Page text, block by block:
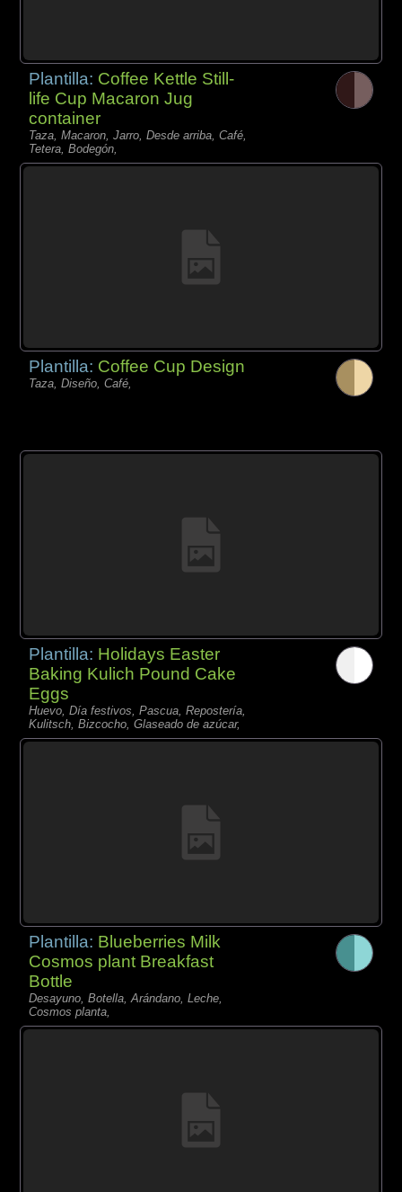
Plantilla: Coffee Kettle Still-
life Cup Macaron Jug
container
Taza, Macaron, Jarro, Desde arriba, Café,
Tetera, Bodegón,
Plantilla: Coffee Cup Design
Taza, Diseño, Café,
Plantilla: Holidays Easter
Baking Kulich Pound Cake
Eggs
Huevo, Día festivos, Pascua, Repostería,
Kulitsch, Bizcocho, Glaseado de azúcar,
Plantilla: Blueberries Milk
Cosmos plant Breakfast
Bottle
Desayuno, Botella, Arándano, Leche,
Cosmos planta,